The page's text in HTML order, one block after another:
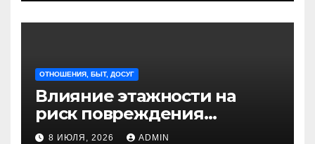
ОТНОШЕНИЯ, БЫТ, ДОСУГ
Влияние этажности на
риск повреждения
недвижимости
8 ИЮЛЯ, 2026 ADMIN